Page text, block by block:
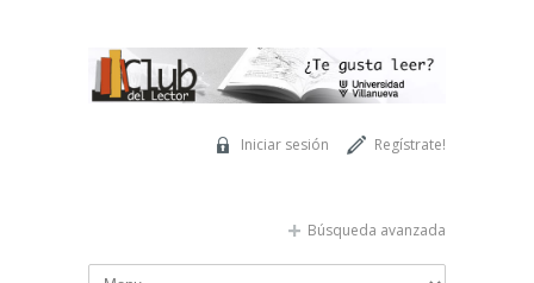
Regístrate!
Iniciar sesión
Búsqueda avanzada